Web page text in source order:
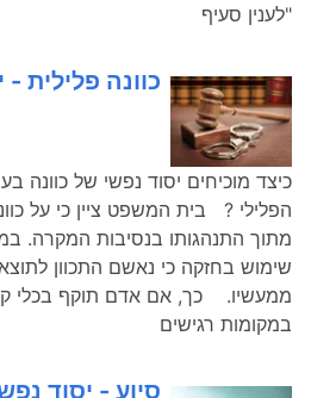
"לענין סעיף
כוונה פלילית -
כיצד מוכיחים יסוד נפשי של כוונה
הפלילי ? בית המשפט ציין כי על
מתוך התנהגותו בנסיבות המקרה.
שימוש בחזקה כי נאשם התכוון
ממעשיו. כך, אם אדם תוקף בכלי
במקומות רגישים
סיוע - יסוד